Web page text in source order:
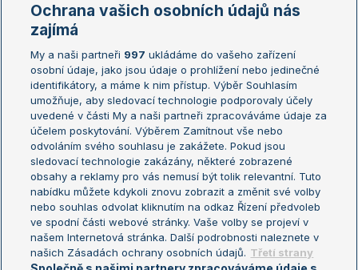
Žebříčky
Žebříček ATP (muži)
Žebříček WTA (ženy)
Sázkařský žebříček
Australian Open
French Open
Wimbledon
US Open
Turnaj mistrů
Turnaj mistryň
Aktualní trendy
Fotbalové přestupy
Livesport Daily
LS Prague Open
Ochrana vašich osobních údajů nás
zajímá
My a naši partneři 997 ukládáme do vašeho zařízení
osobní údaje, jako jsou údaje o prohlížení nebo jedinečné
identifikátory, a máme k nim přístup. Výběr Souhlasím
umožňuje, aby sledovací technologie podporovaly účely
uvedené v části My a naši partneři zpracováváme údaje za
účelem poskytování. Výběrem Zamítnout vše nebo
odvoláním svého souhlasu je zakážete. Pokud jsou
sledovací technologie zakázány, některé zobrazené
obsahy a reklamy pro vás nemusí být tolik relevantní. Tuto
nabídku můžete kdykoli znovu zobrazit a změnit své volby
nebo souhlas odvolat kliknutím na odkaz Řízení předvoleb
ve spodní části webové stránky. Vaše volby se projeví v
našem Internetová stránka. Další podrobnosti naleznete v
našich Zásadách ochrany osobních údajů. Třetí strany